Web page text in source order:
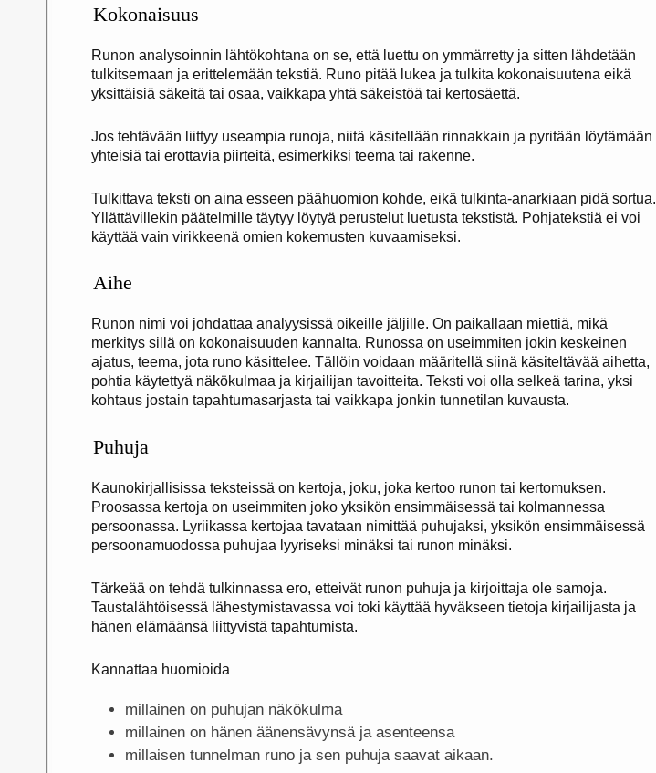
Kokonaisuus
Runon analysoinnin lähtökohtana on se, että luettu on ymmärretty ja sitten lähdetään
tulkitsemaan ja erittelemään tekstiä. Runo pitää lukea ja tulkita kokonaisuutena eikä
yksittäisiä säkeitä tai osaa, vaikkapa yhtä säkeistöä tai kertosäettä.
Jos tehtävään liittyy useampia runoja, niitä käsitellään rinnakkain ja pyritään löytämään
yhteisiä tai erottavia piirteitä, esimerkiksi teema tai rakenne.
Tulkittava teksti on aina esseen päähuomion kohde, eikä tulkinta-anarkiaan pidä sortua.
Yllättävillekin päätelmille täytyy löytyä perustelut luetusta tekstistä. Pohjatekstiä ei voi
käyttää vain virikkeenä omien kokemusten kuvaamiseksi.
Aihe
Runon nimi voi johdattaa analyysissä oikeille jäljille. On paikallaan miettiä, mikä
merkitys sillä on kokonaisuuden kannalta. Runossa on useimmiten jokin keskeinen
ajatus, teema, jota runo käsittelee. Tällöin voidaan määritellä siinä käsiteltävää aihetta,
pohtia käytettyä näkökulmaa ja kirjailijan tavoitteita. Teksti voi olla selkeä tarina, yksi
kohtaus jostain tapahtumasarjasta tai vaikkapa jonkin tunnetilan kuvausta.
Puhuja
Kaunokirjallisissa teksteissä on kertoja, joku, joka kertoo runon tai kertomuksen.
Proosassa kertoja on useimmiten joko yksikön ensimmäisessä tai kolmannessa
persoonassa. Lyriikassa kertojaa tavataan nimittää puhujaksi, yksikön ensimmäisessä
persoonamuodossa puhujaa lyyriseksi minäksi tai runon minäksi.
Tärkeää on tehdä tulkinnassa ero, etteivät runon puhuja ja kirjoittaja ole samoja.
Taustalähtöisessä lähestymistavassa voi toki käyttää hyväkseen tietoja kirjailijasta ja
hänen elämäänsä liittyvistä tapahtumista.
Kannattaa huomioida
millainen on puhujan näkökulma
millainen on hänen äänensävynsä ja asenteensa
millaisen tunnelman runo ja sen puhuja saavat aikaan.